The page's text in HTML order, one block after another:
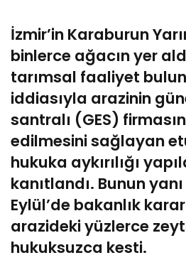
İzmir’in Karaburun
binlerce ağacın yer
tarımsal faaliyet
iddiasıyla arazinin
santralı (GES)
edilmesini sağlayan
hukuka aykırılığı
kanıtlandı. Bunun
Eylül’de bakanlık
arazideki yüzlerce
hukuksuzca kesti.